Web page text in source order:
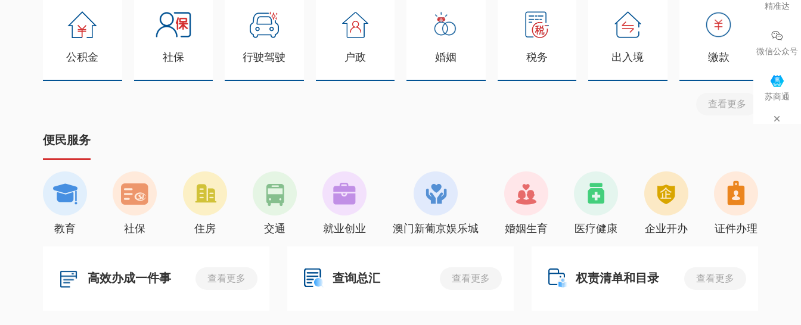
公积金 社保 行驶驾驶 户政 婚姻 税务 出入境 缴款
查看更多
便民服务
教育 社保 住房 交通 就业创业 澳门新葡京娱乐城 婚姻生育 医疗健康 企业开办 证件办理
高效办成一件事 查看更多 查询总汇 查看更多 权责清单和目录 查看更多
精准达
微信公众号
苏商通